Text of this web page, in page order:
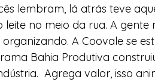
lembram, lá atrás teve
no meio da rua. A
A Coovale se
Bahia Produtiva
Agrega valor, isso